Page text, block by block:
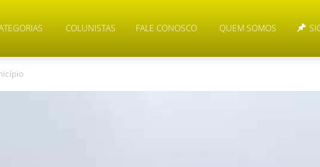
COLUNISTAS FALE CONOSCO QUEM SOMOS